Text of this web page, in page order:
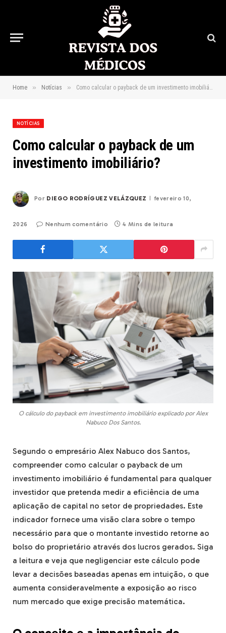
Home » Notícias » Como calcular o payback de um investimento imobiliário?
NOTÍCIAS
Como calcular o payback de um
investimento imobiliário?
Por DIEGO RODRÍGUEZ VELÁZQUEZ fevereiro 10,
2026 Nenhum comentário 4 Mins de leitura
O cálculo do payback em investimento imobiliário explicado por Alex
Nabuco Dos Santos.
Segundo o empresário Alex Nabuco dos Santos,
compreender como calcular o payback de um
investimento imobiliário é fundamental para qualquer
investidor que pretenda medir a eficiência de uma
aplicação de capital no setor de propriedades. Este
indicador fornece uma visão clara sobre o tempo
necessário para que o montante investido retorne ao
bolso do proprietário através dos lucros gerados. Siga
a leitura e veja que negligenciar este cálculo pode
levar a decisões baseadas apenas em intuição, o que
aumenta consideravelmente a exposição ao risco
num mercado que exige precisão matemática.